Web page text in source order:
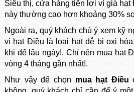
Siêu thị, cửa hàng tiện lợi vì giá hạt
này thường cao hơn khoảng 30%
Ngoài ra, quý khách chú ý xem kỹ
vì hạt Điều là loại hạt dễ bị oxi
khi để lâu ngày!. Chỉ nên mua hạt
vòng 4 tháng gần nhất!.
Như vậy để chọn mua hạt Điều